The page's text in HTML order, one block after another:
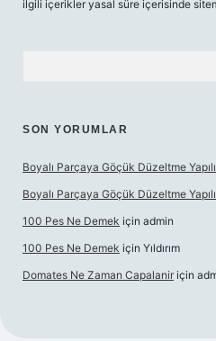
ilgili içerikler yasal süre içerisinde
SON YORUMLAR
Boyalı Parçaya Göçük Düzeltme
Boyalı Parçaya Göçük Düzeltme
100 Pes Ne Demek için admin
100 Pes Ne Demek için Yıldırım
Domates Ne Zaman Capalanir için